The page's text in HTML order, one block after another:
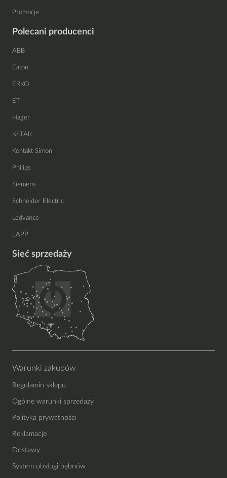
Promocje
Polecani producenci
ABB
Eaton
ERKO
ETI
Hager
KSTAR
Kontakt Simon
Philips
Siemens
Schneider Electric
Ledvance
LAPP
Sieć sprzedaży
Warunki zakupów
Regulamin sklepu
Ogólne warunki sprzedaży
Polityka prywatności
Reklamacje
Dostawy
System obsługi bębnów